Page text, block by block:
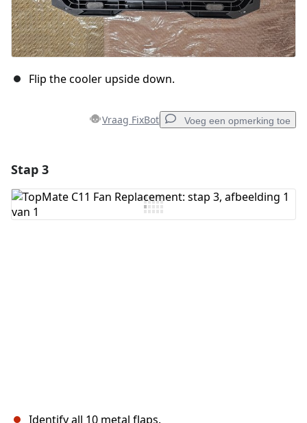
Flip the cooler upside down.
Vraag FixBot Voeg een opmerking toe
Voeg opmerking toe
Stap 3
Identify all 10 metal flaps.